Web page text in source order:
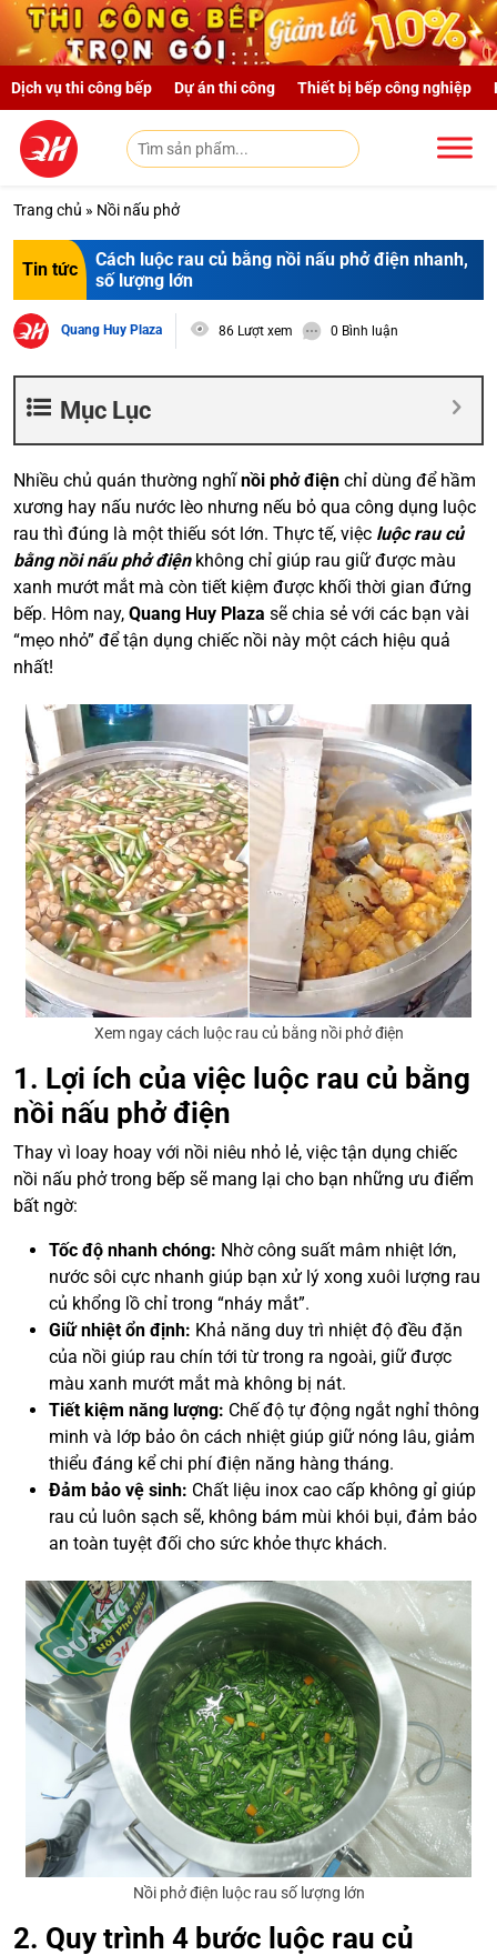
Skip to main content
Dịch vụ thi công bếp Dự án thi công Thiết bị bếp công nghiệp
Trang chủ » Nồi nấu phở
Tin tức
Cách luộc rau củ bằng nồi nấu phở điện nhanh,
số lượng lớn
Quang Huy Plaza 86 Lượt xem 0 Bình luận
Mục Lục
Nhiều chủ quán thường nghĩnồi phở điện chỉ dùng để hầm
xương hay nấu nước lèo nhưng nếu bỏ qua công dụng luộc
rau thì đúng là một thiếu sót lớn. Thực tế, việc luộc rau củ
bằng nồi nấu phở điệnkhông chỉ giúp rau giữ được màu
xanh mướt mắt mà còn tiết kiệm được khối thời gian đứng
bếp. Hôm nay, Quang Huy Plaza sẽ chia sẻ với các bạn vài
“mẹo nhỏ” để tận dụng chiếc nồi này một cách hiệu quả
nhất!
Xem ngay cách luộc rau củ bằng nồi phở điện
1. Lợi ích của việc luộc rau củ bằng
nồi nấu phở điện
Thay vì loay hoay với nồi niêu nhỏ lẻ, việc tận dụng chiếc
nồi nấu phở trong bếp sẽ mang lại cho bạn những ưu điểm
bất ngờ:
Tốc độ nhanh chóng: Nhờ công suất mâm nhiệt lớn,
nước sôi cực nhanh giúp bạn xử lý xong xuôi lượng rau
củ khổng lồ chỉ trong “nháy mắt”.
Giữ nhiệt ổn định: Khả năng duy trì nhiệt độ đều đặn
của nồi giúp rau chín tới từ trong ra ngoài, giữ được
màu xanh mướt mắt mà không bị nát.
Tiết kiệm năng lượng: Chế độ tự động ngắt nghỉ thông
minh và lớp bảo ôn cách nhiệt giúp giữ nóng lâu, giảm
thiểu đáng kể chi phí điện năng hàng tháng.
Đảm bảo vệ sinh: Chất liệu inox cao cấp không gỉ giúp
rau củ luôn sạch sẽ, không bám mùi khói bụi, đảm bảo
an toàn tuyệt đối cho sức khỏe thực khách.
Nồi phở điện luộc rau số lượng lớn
2. Quy trình 4 bước luộc rau củ